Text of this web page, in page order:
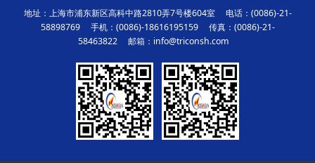
地址：上海市浦东新区高科中路2810弄7号楼604室 电话：(0086)-21-
58898769 手机：(0086)-18616195159 传真：(0086)-21-
58463822 邮箱：info@triconsh.com